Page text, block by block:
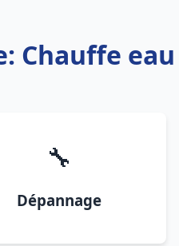
Chauffe
🔧
Dépannage